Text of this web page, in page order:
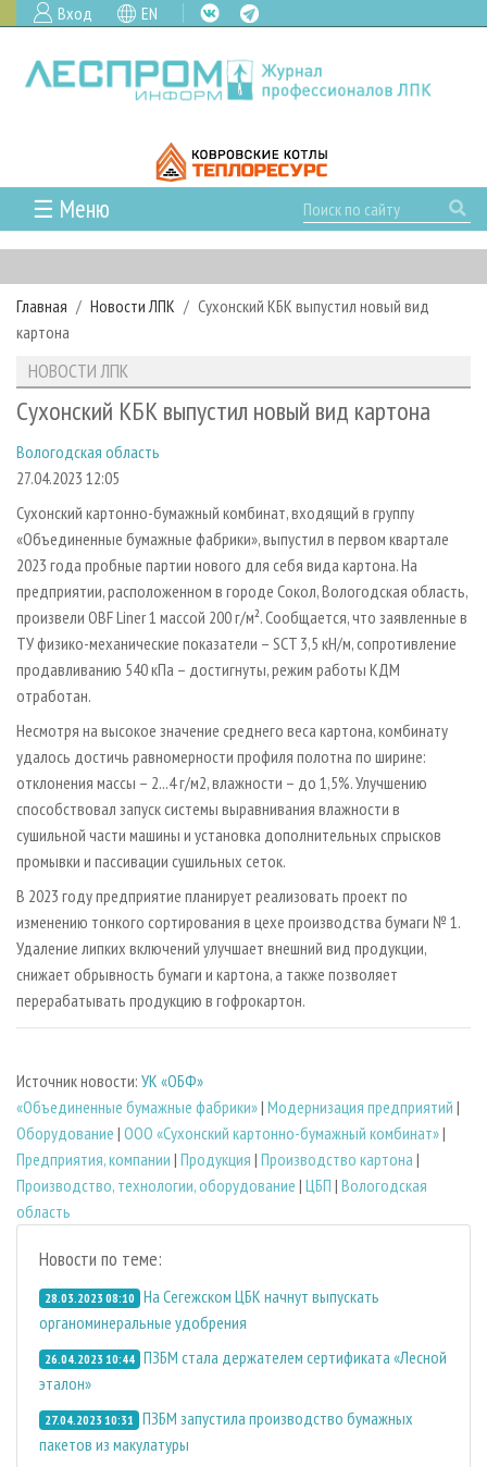
Вход EN
☰ Меню
ГЛАВНАЯ
РУБРИКИ И ТЕМЫ
РУБРИКИ ЖУРНАЛА
ЛЕСОЗАГОТОВКА
ЛЕСОПИЛЕНИЕ
ДЕРЕВООБРАБОТКА
СУШКА ДРЕВЕСИНЫ
ПРОИЗВОДСТВО ДРЕВЕСНЫХ ПЛИТ
ДЕРЕВЯННОЕ ДОМОСТРОЕНИЕ
ПРОИЗВОДСТВО МЕБЕЛИ
БИОЭНЕРГЕТИКА
ЦБП
НОВОСТИ
НОВОСТИ ЛПК
НОВОСТИ КОМПАНИЙ
ПРОЕКТЫ ЛПИ
АНАЛИТИКА
ЛЕСНЫЕ РЕГИОНЫ РОССИИ
ПЕРСОНЫ
МОБИЛЬНЫЕ ВЫСТАВКИ
ОФИЦИАЛЬНЫЕ ДЕЛЕГАЦИИ
ПРИОРИТЕТНЫЕ ИНВЕСТПРОЕКТЫ
RUSSIAN FORESTRY REVIEW
ГАЗЕТА ЛЕСПРОМФОРУМ
СТАТЬИ
ПОДПИСКА
КОНТАКТЫ
РЕКЛАМОДАТЕЛЯМ
РЕКЛАМА
РЕКЛАМА НА САЙТЕ
Главная Новости ЛПК
Сухонский КБК выпустил новый вид
картона
НОВОСТИ ЛПК
Сухонский КБК выпустил новый вид картона
Вологодская область
27.04.2023 12:05
Сухонский картонно-бумажный комбинат, входящий в группу
«Объединенные бумажные фабрики», выпустил в первом квартале
2023 года пробные партии нового для себя вида картона. На
предприятии, расположенном в городе Сокол, Вологодская область,
произвели OBF Liner 1 массой 200 г/м². Сообщается, что заявленные в
ТУ физико-механические показатели – SCT 3,5 кН/м, сопротивление
продавливанию 540 кПа – достигнуты, режим работы КДМ
отработан.
Несмотря на высокое значение среднего веса картона, комбинату
удалось достичь равномерности профиля полотна по ширине:
отклонения массы – 2...4 г/м2, влажности – до 1,5%. Улучшению
способствовал запуск системы выравнивания влажности в
сушильной части машины и установка дополнительных спрысков
промывки и пассивации сушильных сеток.
В 2023 году предприятие планирует реализовать проект по
изменению тонкого сортирования в цехе производства бумаги № 1.
Удаление липких включений улучшает внешний вид продукции,
снижает обрывность бумаги и картона, а также позволяет
перерабатывать продукцию в гофрокартон.
Источник новости: УК «ОБФ»
«Объединенные бумажные фабрики»| Модернизация предприятий |
Оборудование | ООО «Сухонский картонно-бумажный комбинат»|
Предприятия, компании | Продукция | Производство картона |
Производство, технологии, оборудование | ЦБП | Вологодская
область
Новости по теме:
28.03.2023 08:10 На Сегежском ЦБК начнут выпускать
органоминеральные удобрения
26.04.2023 10:44 ПЗБМ стала держателем сертификата «Лесной
эталон»
27.04.2023 10:31 ПЗБМ запустила производство бумажных
пакетов из макулатуры